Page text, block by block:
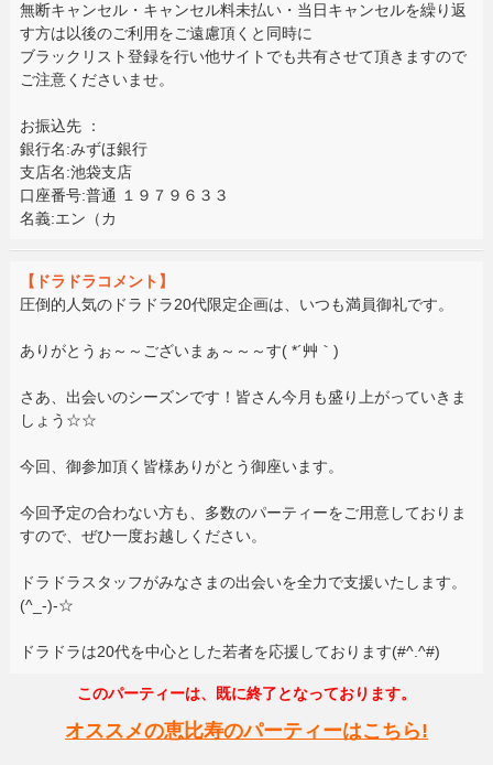
無断キャンセル・キャンセル料未払い・当日キャンセルを繰り返
す方は以後のご利用をご遠慮頂くと同時に
ブラックリスト登録を行い他サイトでも共有させて頂きますので
ご注意くださいませ。
お振込先 ：
銀行名:みずほ銀行
支店名:池袋支店
口座番号:普通 １９７９６３３
名義:エン（カ
【ドラドラコメント】
圧倒的人気のドラドラ20代限定企画は、いつも満員御礼です。
ありがとうぉ～～ございまぁ～～～す( *´艸｀)
さあ、出会いのシーズンです！皆さん今月も盛り上がっていきま
しょう☆☆
今回、御参加頂く皆様ありがとう御座います。
今回予定の合わない方も、多数のパーティーをご用意しておりま
すので、ぜひ一度お越しください。
ドラドラスタッフがみなさまの出会いを全力で支援いたします。
(^_-)-☆
ドラドラは20代を中心とした若者を応援しております(#^.^#)
このパーティーは、既に終了となっております。
オススメの恵比寿のパーティーはこちら!